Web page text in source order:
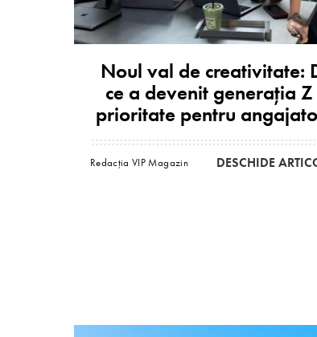
Noul val de creativitate:
ce a devenit generația
prioritate pentru
Redacția VIP Magazin DESCHIDE